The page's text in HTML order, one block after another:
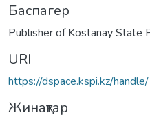
Баспагер
Publisher of Kostanay State
URI
https://dspace.kspi.kz/
Жинақтар